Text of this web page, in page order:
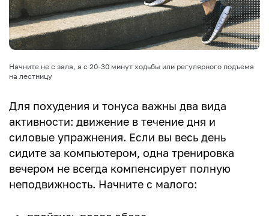
Начните не с зала, а с 20-30 минут ходьбы или регулярного подъема
на лестницу
Для похудения и тонуса важны два вида
активности: движение в течение дня и
силовые упражнения. Если вы весь день
сидите за компьютером, одна тренировка
вечером не всегда компенсирует полную
неподвижность. Начните с малого: